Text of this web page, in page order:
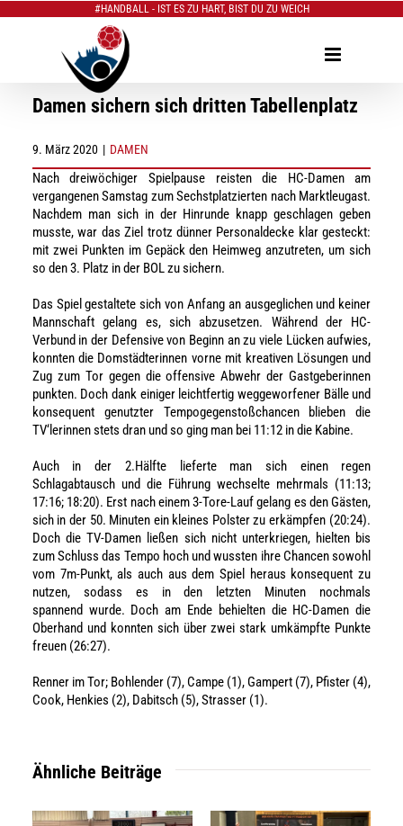
#HANDBALL - IST ES ZU HART, BIST DU ZU WEICH
Damen sichern sich dritten Tabellenplatz
9. März 2020 | DAMEN
Nach dreiwöchiger Spielpause reisten die HC-Damen am
vergangenen Samstag zum Sechstplatzierten nach Marktleugast.
Nachdem man sich in der Hinrunde knapp geschlagen geben
musste, war das Ziel trotz dünner Personaldecke klar gesteckt:
mitzwei Punkten im Gepäckden Heimweg anzutreten, um sich
so den 3. Platz in der BOL zu sichern.
Das Spiel gestaltete sich von Anfang an ausgeglichen und keiner
Mannschaft gelang es, sich abzusetzen. Während der HC-
Verbund in der Defensivevon Beginn an zu viele Lückenaufwies,
konnten die Domstädterinnen vorne mit kreativen Lösungen und
Zug zum Tor gegen die offensive Abwehr der Gastgeberinnen
punkten. Doch dank einiger leichtfertig weggeworfener Bälle und
konsequent genutzter Tempogegenstoßchancen blieben die
TV‘lerinnenstets dran und so ging man bei 11:12 in die Kabine.
Auch in der 2.Hälfte lieferte man sich einen regen
Schlagabtauschund die Führung wechselte mehrmals (11:13;
17:16; 18:20). Erst nach einem3-Tore-Lauf gelang es den Gästen,
sich in der 50. Minuten ein kleines Polster zu erkämpfen (20:24).
Doch dieTV-Damen ließen sich nicht unterkriegen, hielten bis
zum Schluss das Tempo hoch und wussten ihre Chancensowohl
vom7m-Punkt,als auch aus dem Spiel heraus konsequent zu
nutzen, sodass es in den
letzten Minuten nochmals
spannend wurde. Doch am Ende behielten die HC-Damen die
Oberhand und konntensichüber zwei stark umkämpfte Punkte
freuen (26:27).
Renner im Tor; Bohlender (7), Campe (1),Gampert (7), Pfister (4),
Cook, Henkies (2), Dabitsch(5),Strasser (1).
Ähnliche Beiträge